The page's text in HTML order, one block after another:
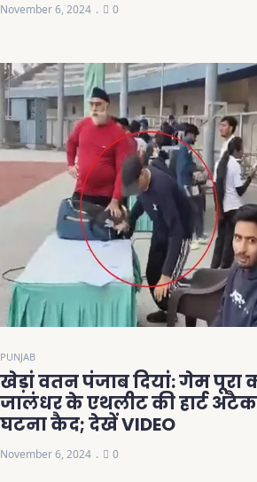
November 6, 2024 0
PUNJAB
खेड़ां वतन पंजाब दियां: गेम पूरा
जालंधर के एथलीट की हार्ट
घटना कैद; देखें VIDEO
November 6, 2024 0